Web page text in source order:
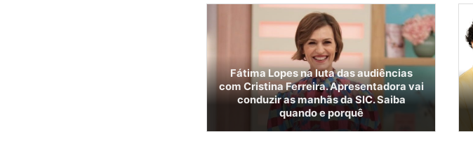
Fátima Lopes na luta das audiências
com Cristina Ferreira. Apresentadora vai
conduzir as manhãs da SIC. Saiba
quando e porquê